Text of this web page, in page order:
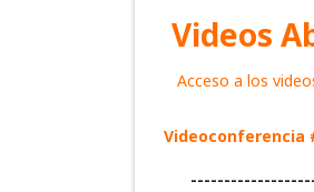
Videos
Acceso a los
Videoconferencia